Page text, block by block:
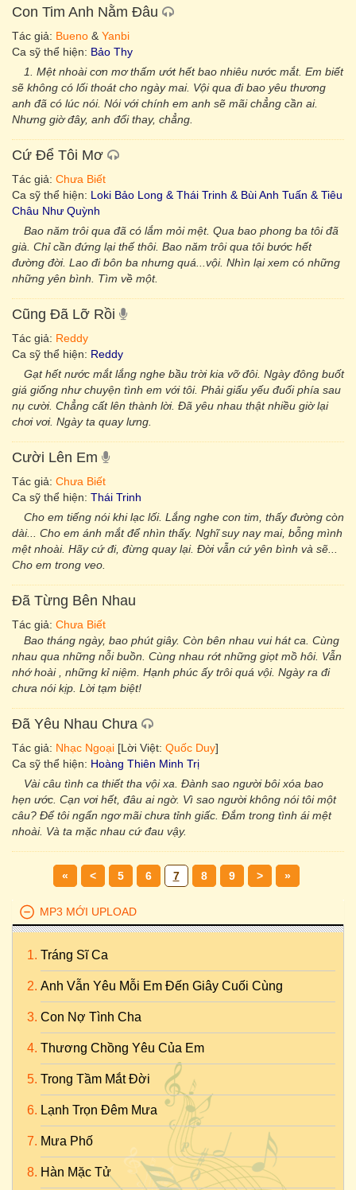
Con Tim Anh Nằm Đâu
Tác giả: Bueno & Yanbi
Ca sỹ thể hiện: Bảo Thy
1. Mệt nhoài cơn mơ thấm ướt hết bao nhiêu nước mắt. Em biết
sẽ không có lối thoát cho ngày mai. Vội qua đi bao yêu thương
anh đã có lúc nói. Nói với chính em anh sẽ mãi chẳng cần ai.
Nhưng giờ đây, anh đổi thay, chẳng.
Cứ Để Tôi Mơ
Tác giả: Chưa Biết
Ca sỹ thể hiện: Loki Bảo Long & Thái Trinh & Bùi Anh Tuấn & Tiêu
Châu Như Quỳnh
Bao năm trôi qua đã có lắm mỏi mệt. Qua bao phong ba tôi đã
già. Chỉ cần đứng lại thế thôi. Bao năm trôi qua tôi bước hết
đường đời. Lao đi bôn ba nhưng quá...vội. Nhìn lại xem có những
những yên bình. Tìm về một.
Cũng Đã Lỡ Rồi
Tác giả: Reddy
Ca sỹ thể hiện: Reddy
Gạt hết nước mắt lắng nghe bầu trời kia vỡ đôi. Ngày đông buốt
giá giống như chuyện tình em với tôi. Phải giấu yếu đuối phía sau
nụ cười. Chẳng cất lên thành lời. Đã yêu nhau thật nhiều giờ lại
chơi vơi. Ngày ta quay lưng.
Cười Lên Em
Tác giả: Chưa Biết
Ca sỹ thể hiện: Thái Trinh
Cho em tiếng nói khi lạc lối. Lắng nghe con tim, thấy đường còn
dài... Cho em ánh mắt để nhìn thấy. Nghĩ suy nay mai, bỗng mình
mệt nhoài. Hãy cứ đi, đừng quay lại. Đời vẫn cứ yên bình và sẽ...
Cho em trong veo.
Đã Từng Bên Nhau
Tác giả: Chưa Biết
Bao tháng ngày, bao phút giây. Còn bên nhau vui hát ca. Cùng
nhau qua những nỗi buồn. Cùng nhau rớt những giọt mồ hôi. Vẫn
nhớ hoài , những kỉ niệm. Hạnh phúc ấy trôi quá vội. Ngày ra đi
chưa nói kịp. Lời tạm biệt!
Đã Yêu Nhau Chưa
Tác giả: Nhạc Ngoại [Lời Việt: Quốc Duy]
Ca sỹ thể hiện: Hoàng Thiên Minh Trị
Vài câu tình ca thiết tha vội xa. Đành sao người bôi xóa bao
hẹn ước. Cạn vơi hết, đâu ai ngờ. Vì sao người không nói tôi một
câu? Để tôi ngẩn ngơ mãi chưa tỉnh giấc. Đắm trong tình ái mệt
nhoài. Và ta mặc nhau cứ đau vậy.
« < 5 6 7 8 9 > »
MP3 MỚI UPLOAD
Tráng Sĩ Ca
Anh Vẫn Yêu Mỗi Em Đến Giây Cuối Cùng
Con Nợ Tình Cha
Thương Chồng Yêu Của Em
Trong Tầm Mắt Đời
Lạnh Trọn Đêm Mưa
Mưa Phố
Hàn Mặc Tử